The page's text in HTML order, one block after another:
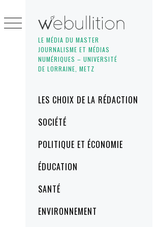
LE MÉDIA DU MASTER
JOURNALISME ET MÉDIAS
NUMÉRIQUES – UNIVERSITÉ
DE LORRAINE, METZ
MenuLES CHOIX DE LA RÉDACTION
SOCIÉTÉ
POLITIQUE ET ÉCONOMIE
ÉDUCATION
SANTÉ
ENVIRONNEMENT
to
content